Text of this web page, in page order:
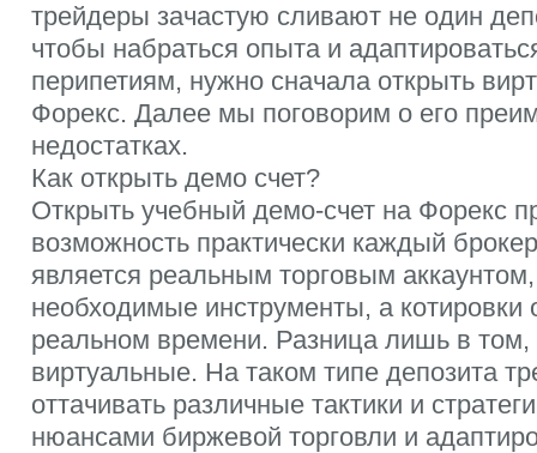
трейдеры зачастую сливают не один
чтобы набраться опыта и
перипетиям, нужно сначала открыть
Форекс. Далее мы поговорим о его
недостатках.
Как открыть демо счет?
Открыть учебный демо-счет на Форекс
возможность практически каждый
является реальным торговым
необходимые инструменты, а котировки
реальном времени. Разница лишь в том,
виртуальные. На таком типе депозита
оттачивать различные тактики и
нюансами биржевой торговли и